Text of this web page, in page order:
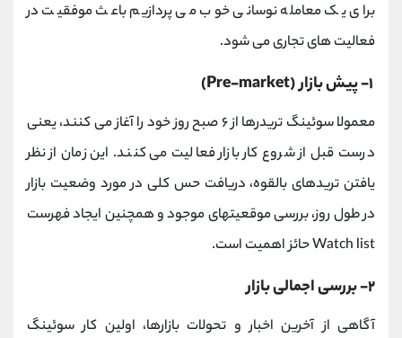
برای یک معامله نوسانی خوب می پردازیم باعث موفقیت در
فعالیت های تجاری می شود.
معمولا سوئینگ تریدرها از ۶ صبح روز خود را آغاز می کنند، یعنی
درست قبل از شروع کار بازار فعالیت می کنند. این زمان از نظر
یافتن تریدهای بالقوه، دریافت حس کلی در مورد وضعیت بازار
در طول روز، بررسی موقعیتهای موجود و همچنین ایجاد فهرست
Watch list حائز اهمیت است.
۲- بررسی اجمالی بازار
آگاهی از آخرین اخبار و تحولات بازارها، اولین کار سوئینگ